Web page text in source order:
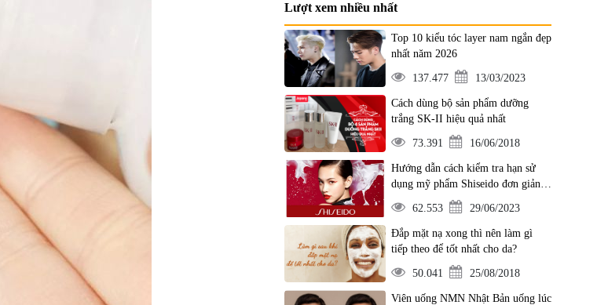
Lượt xem nhiều nhất
Top 10 kiểu tóc layer nam ngắn đẹp
nhất năm 2026
137.477 13/03/2023
Cách dùng bộ sản phẩm dưỡng
trắng SK-II hiệu quả nhất
73.391 16/06/2018
Hướng dẫn cách kiểm tra hạn sử
dụng mỹ phẩm Shiseido đơn giản
nhất
62.553 29/06/2023
Đắp mặt nạ xong thì nên làm gì
tiếp theo để tốt nhất cho da?
50.041 25/08/2018
Viên uống NMN Nhật Bản uống lúc